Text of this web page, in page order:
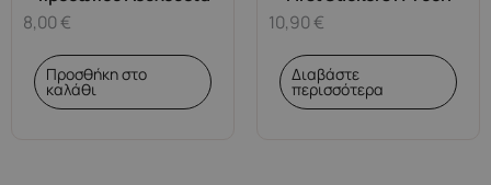
8,00€
Προσθήκη στο
καλάθι
10,90€
Διαβάστε
περισσότερα